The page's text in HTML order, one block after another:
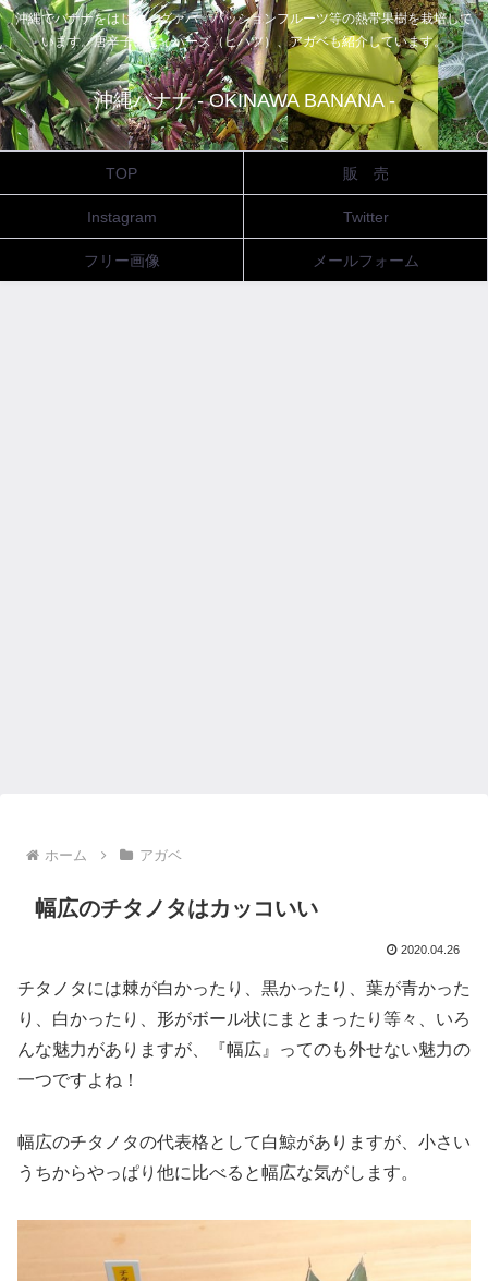
沖縄でバナナをはじめ、グァバ、パッションフルーツ等の熱帯果樹を栽培して
います。唐辛子、ピィパーズ（ヒハツ）、アガベも紹介しています。
沖縄バナナ - OKINAWA BANANA -
TOP 販 売
Instagram Twitter
フリー画像 メールフォーム
ホーム アガベ
幅広のチタノタはカッコいい
2020.04.26
チタノタには棘が白かったり、黒かったり、葉が青かった
り、白かったり、形がボール状にまとまったり等々、いろ
んな魅力がありますが、『幅広』ってのも外せない魅力の
一つですよね！
幅広のチタノタの代表格として白鯨がありますが、小さい
うちからやっぱり他に比べると幅広な気がします。